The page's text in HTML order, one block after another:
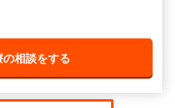
相談をする